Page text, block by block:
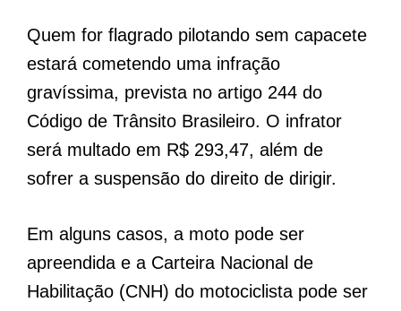
Quem for flagrado pilotando sem capacete
estará cometendo uma infração
gravíssima, prevista no artigo 244 do
Código de Trânsito Brasileiro. O infrator
será multado em R$ 293,47, além de
sofrer a suspensão do direito de dirigir.
Em alguns casos, a moto pode ser
apreendida e a Carteira Nacional de
Habilitação (CNH) do motociclista pode ser